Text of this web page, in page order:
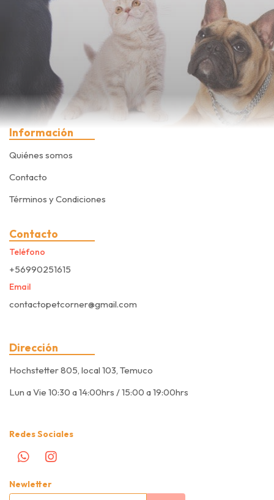
Información
Quiénes somos
Contacto
Términos y Condiciones
Contacto
Teléfono
+56990251615
Email
contactopetcorner@gmail.com
Dirección
Hochstetter 805, local 103, Temuco
Lun a Vie 10:30 a 14:00hrs / 15:00 a 19:00hrs
Redes Sociales
Newletter